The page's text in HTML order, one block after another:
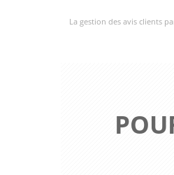
La gestion des avis clients